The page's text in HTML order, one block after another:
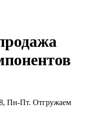
Пн-Пт. Отгружаем